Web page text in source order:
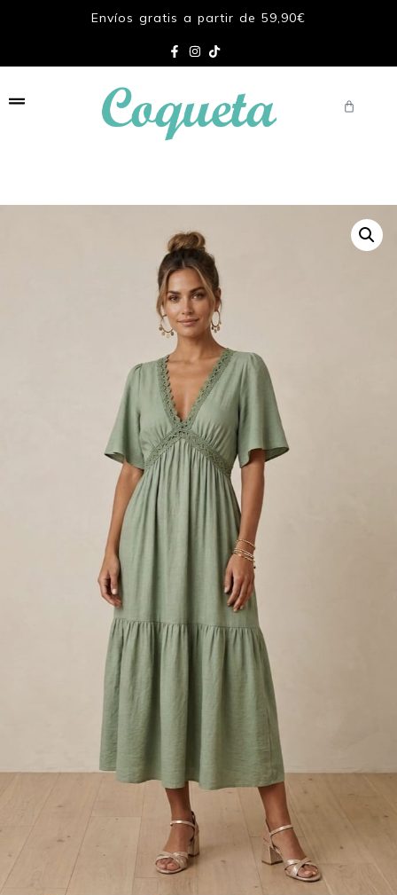
Envíos gratis a partir de 59,90€